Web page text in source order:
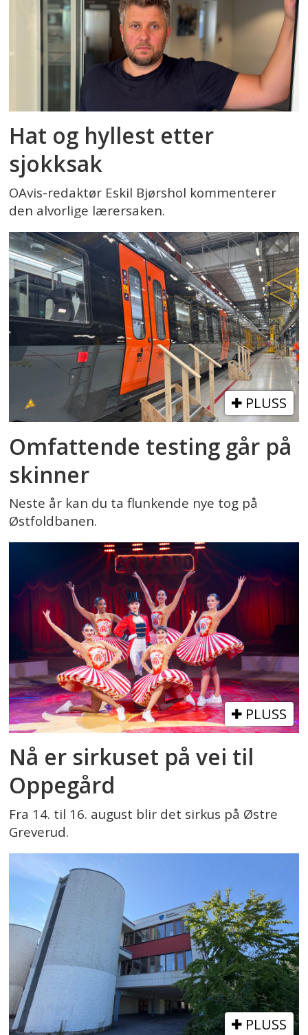
Hat og hyllest etter
sjokksak
OAvis-redaktør Eskil Bjørshol kommenterer
den alvorlige lærersaken.
PLUSS
Omfattende testing går på
skinner
Neste år kan du ta flunkende nye tog på
Østfoldbanen.
PLUSS
Nå er sirkuset på vei til
Oppegård
Fra 14. til 16. august blir det sirkus på Østre
Greverud.
PLUSS